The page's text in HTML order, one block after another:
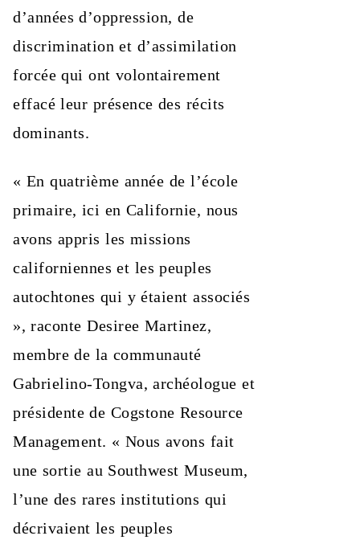
d’années d’oppression, de
discrimination et d’assimilation
forcée qui ont volontairement
effacé leur présence des récits
dominants.
« En quatrième année de l’école
primaire, ici en Californie, nous
avons appris les missions
californiennes et les peuples
autochtones qui y étaient associés
», raconte Desiree Martinez,
membre de la communauté
Gabrielino‑Tongva, archéologue et
présidente de Cogstone Resource
Management. « Nous avons fait
une sortie au Southwest Museum,
l’une des rares institutions qui
décrivaient les peuples